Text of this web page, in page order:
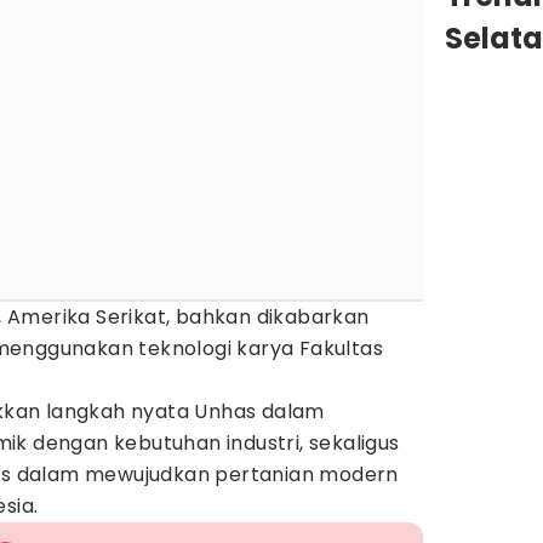
Amerika Serikat, bahkan dikabarkan
teknologi karya Fakultas
langkah nyata Unhas dalam
dengan kebutuhan industri, sekaligus
dalam mewujudkan pertanian modern